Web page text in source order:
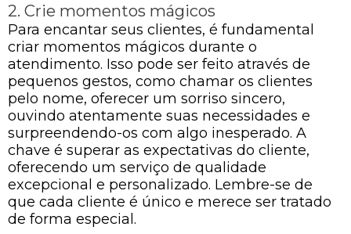
2. Crie momentos mágicos
Para encantar seus clientes, é fundamental
criar momentos mágicos durante o
atendimento. Isso pode ser feito através de
pequenos gestos, como chamar os clientes
pelo nome, oferecer um sorriso sincero,
ouvindo atentamente suas necessidades e
surpreendendo-os com algo inesperado. A
chave é superar as expectativas do cliente,
oferecendo um serviço de qualidade
excepcional e personalizado. Lembre-se de
que cada cliente é único e merece ser tratado
de forma especial.